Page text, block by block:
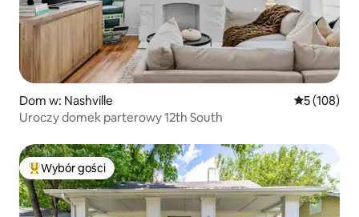
Dom w: Nashville Średnia
5 (108)
Uroczy domek parterowy 12th South
Najpopularniejsze z kategorii Wybór gości
Wybór gości